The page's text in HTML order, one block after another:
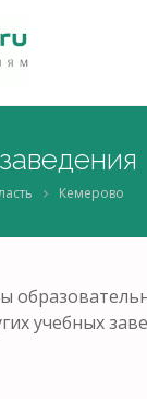
Кемерово
учебных